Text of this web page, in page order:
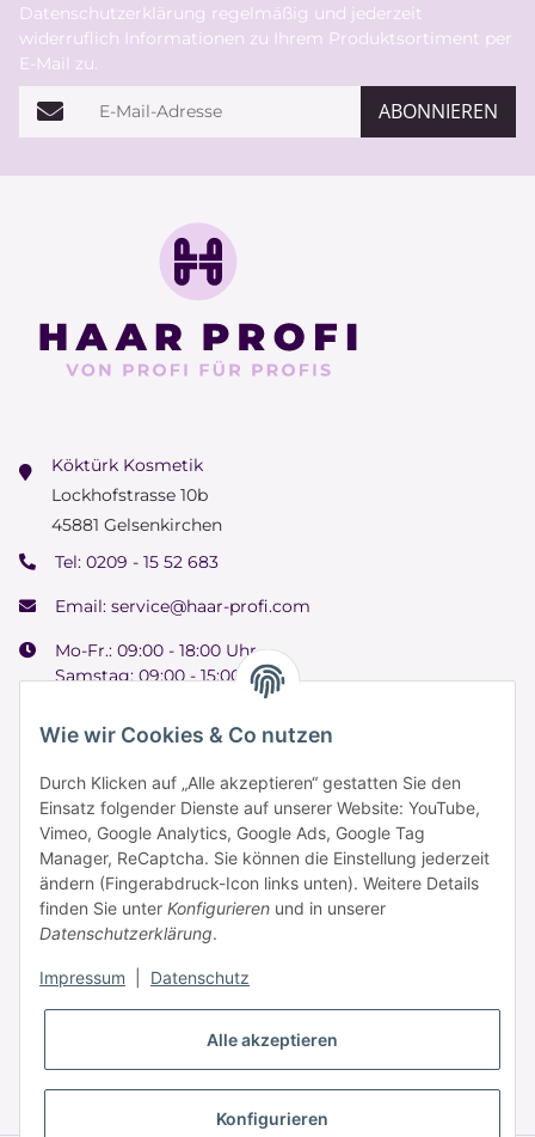
Wie wir Cookies & Co nutzen
Durch Klicken auf „Alle akzeptieren“ gestatten Sie den
Einsatz folgender Dienste auf unserer Website: YouTube,
Vimeo, Google Analytics, Google Ads, Google Tag
Manager, ReCaptcha. Sie können die Einstellung jederzeit
ändern (Fingerabdruck-Icon links unten). Weitere Details
finden Sie unter Konfigurieren und in unserer
Datenschutzerklärung.
Impressum Datenschutz
Alle akzeptieren
Konfigurieren
Datenschutzerklärung regelmäßig und jederzeit
widerruflich Informationen zu Ihrem Produktsortiment per
E-Mail zu.
E-Mail-Adresse ABONNIEREN
Köktürk Kosmetik
Lockhofstrasse 10b
45881 Gelsenkirchen
Tel: 0209 - 15 52 683
Email: service@haar-profi.com
Mo-Fr.: 09:00 - 18:00 Uhr
Samstag: 09:00 - 15:00 Uhr
Informationen
Zahlung & Versand